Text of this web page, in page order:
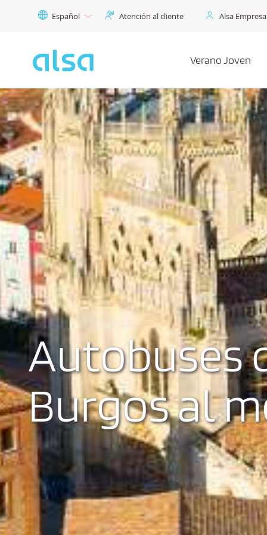
Saltar al contenido principal
Español Atención al cliente Alsa
Verano Joven
Autobuses
Burgos al